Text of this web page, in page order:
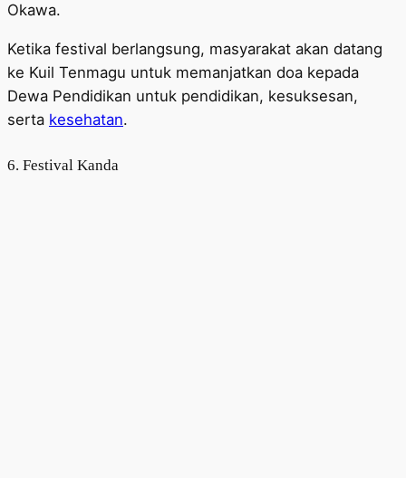
Okawa.
Ketika festival berlangsung, masyarakat akan datang
ke Kuil Tenmagu untuk memanjatkan doa kepada
Dewa Pendidikan untuk pendidikan, kesuksesan,
serta kesehatan.
6. Festival Kanda